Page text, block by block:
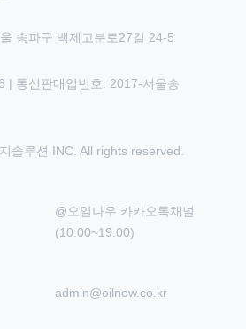
송파구 백제고분로27길 24-5
| 통신판매업번호: 2017-서울송
솔루션 INC. All rights reserved.
@오일나우 카카오톡채널
(10:00~19:00)
admin@oilnow.co.kr